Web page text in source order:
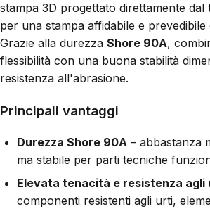
stampa 3D progettato direttamente dal
per una stampa affidabile e prevedibile
Grazie alla durezza Shore 90A,
flessibilità con una buona stabilità
resistenza all'abrasione.
Principali vantaggi
Durezza Shore 90A – abbastanza
ma stabile per parti tecniche
Elevata tenacità e resistenza agli
componenti resistenti agli urti,